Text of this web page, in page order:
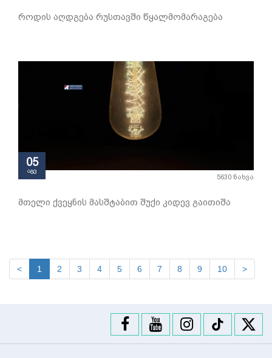
როდის აღდგება რუსთავში წყალმომარაგება
05
აგვ
5630 ნახვა
მთელი ქვეყნის მასშტაბით შუქი კიდევ გაითიშა
< 1 2 3 4 5 6 7 8 9 10 >